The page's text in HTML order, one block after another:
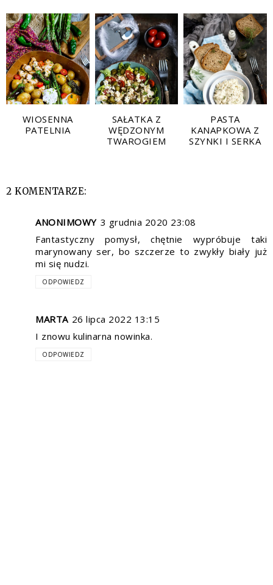
WIOSENNA
PATELNIA
SAŁATKA Z
WĘDZONYM
TWAROGIEM
PASTA
KANAPKOWA Z
SZYNKI I SERKA
2 KOMENTARZE:
ANONIMOWY 3 grudnia 2020 23:08
Fantastyczny pomysł, chętnie wypróbuje taki
marynowany ser, bo szczerze to zwykły biały już
mi się nudzi.
ODPOWIEDZ
MARTA 26 lipca 2022 13:15
I znowu kulinarna nowinka.
ODPOWIEDZ